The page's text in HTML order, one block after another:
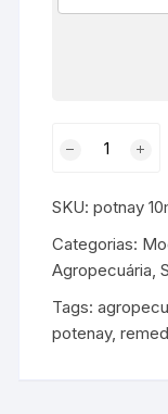
SKU:potnay
Categorias:
Agropecuária,
Tags:
potenay,